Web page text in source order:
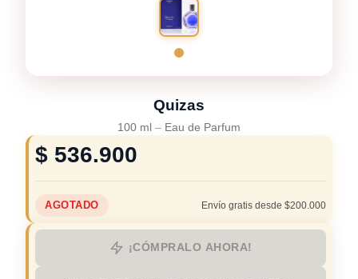
Quizas
100 ml – Eau de Parfum
$ 536.900
AGOTADO Envío gratis desde $200.000
¡CÓMPRALO AHORA!